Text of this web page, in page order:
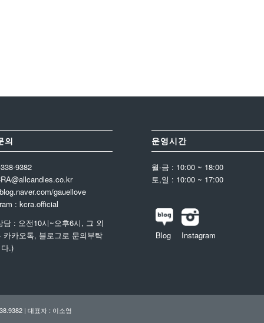
의
9382
gauellove
: kcra.official
담 : 오전10시~오후6시, 그 외
카카오톡, 블로그로 문의부탁
.)
운영시간
월-금 : 10:00 ~ 18:00
토,일 : 10:00 ~ 17:00
Blog Instagram
| 대표자 : 이소영